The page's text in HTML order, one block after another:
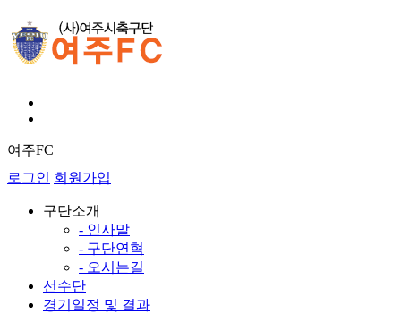
여주FC
로그인 회원가입
구단소개
- 인사말
- 구단연혁
- 오시는길
선수단
경기일정 및 결과